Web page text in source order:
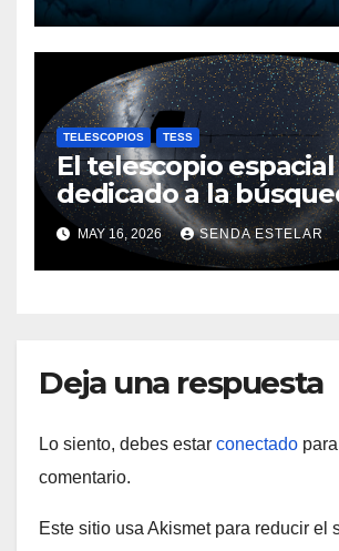
TELESCOPIOS TESS
El telescopio espacial
dedicado a la
planetas, revela un
nocturno
MAY 16, 2026 SENDA ESTELAR
Deja una respuesta
Lo siento, debes estar conectado
comentario.
Este sitio usa Akismet para reducir el